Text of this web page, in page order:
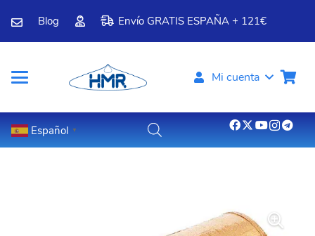
Blog Envío GRATIS ESPAÑA + 121€
Mi cuenta
Español ▼